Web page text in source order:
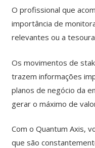
O profissional que
importância de
relevantes ou a
Os movimentos de
trazem informações
planos de negócio da
gerar o máximo de
Com o Quantum Axis,
que são